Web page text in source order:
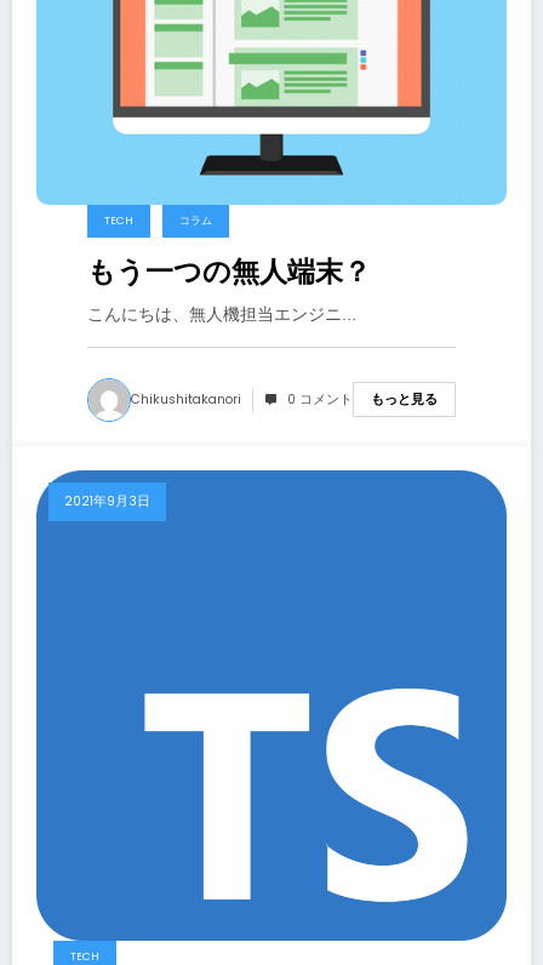
TECH コラム
もう一つの無人端末？
こんにちは、無人機担当エンジニ…
Chikushitakanori 0 コメント もっと見る
2021年9月3日
TECH